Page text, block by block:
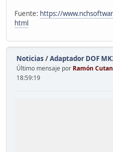
Fuente: https://
html
Noticias /Adaptador DOF
Último mensaje por Ramón
18:59:19